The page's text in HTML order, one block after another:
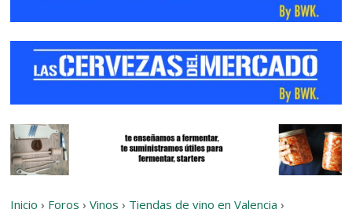
Inicio › Foros › Vinos › Tiendas de vino en Valencia ›